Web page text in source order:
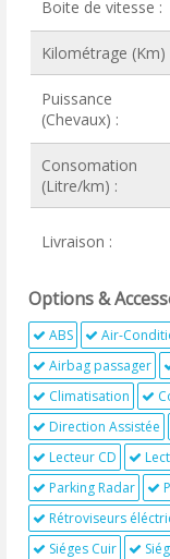
Boite de vitesse :
Kilométrage (Km)
Puissance
(Chevaux) :
Consomation
(Litre/km) :
Livraison :
Options &
ABS Air-
Airbag passager
Climatisation
Direction Assistée
Lecteur CD
Parking Radar
Rétroviseurs
Siéges Cuir